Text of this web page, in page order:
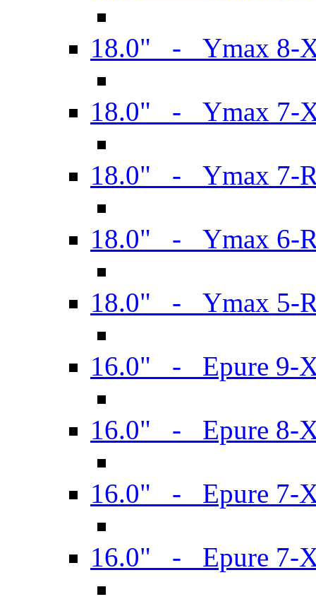
18.0" - Ymax 8-
18.0" - Ymax 7-
18.0" - Ymax 7-
18.0" - Ymax 6-
18.0" - Ymax 5-
16.0" - Epure 9-
16.0" - Epure 8-
16.0" - Epure 7-
16.0" - Epure 7-